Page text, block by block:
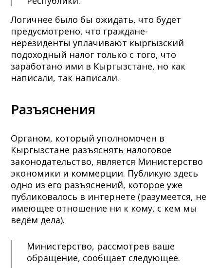
Логичнее было бы ожидать, что будет
предусмотрено, что граждане-
нерезиденты уплачивают кыргызский
подоходный налог только с того, что
заработано ими в Кыргызстане, но как
написали, так написали.
Разъяснения
Органом, который уполномочен в
Кыргызстане разъяснять налоговое
законодательство, является Министерство
экономики и коммерции. Публикую здесь
одно из его разъяснений, которое уже
публиковалось в интернете (разумеется, не
имеющее отношение ни к кому, с кем мы
ведём дела).
Министерство, рассмотрев ваше
обращение, сообщает следующее.